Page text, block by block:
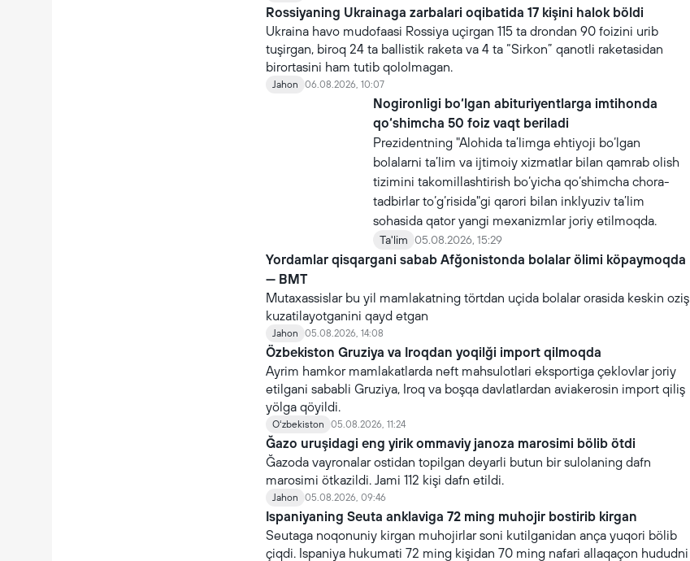
Rossiyaning Ukrainaga zarbalari oqibatida 17 kişini halok böldi
Ukraina havo mudofaasi Rossiya uçirgan 115 ta drondan 90 foizini urib
tuşirgan, biroq 24 ta ballistik raketa va 4 ta “Sirkon” qanotli raketasidan
birortasini ham tutib qololmagan.
Jahon 06.08.2026, 10:07
Nogironligi bo‘lgan abituriyentlarga imtihonda
qo‘shimcha 50 foiz vaqt beriladi
Prezidentning "Alohida ta’limga ehtiyoji bo‘lgan
bolalarni ta’lim va ijtimoiy xizmatlar bilan qamrab olish
tizimini takomillashtirish bo‘yicha qo‘shimcha chora-
tadbirlar to‘g‘risida"gi qarori bilan inklyuziv ta’lim
sohasida qator yangi mexanizmlar joriy etilmoqda.
Ta'lim 05.08.2026, 15:29
Yordamlar qisqargani sabab Afğonistonda bolalar ölimi köpaymoqda
— BMT
Mutaxassislar bu yil mamlakatning törtdan uçida bolalar orasida keskin oziş
kuzatilayotganini qayd etgan
Jahon 05.08.2026, 14:08
Özbekiston Gruziya va Iroqdan yoqilği import qilmoqda
Ayrim hamkor mamlakatlarda neft mahsulotlari eksportiga çeklovlar joriy
etilgani sababli Gruziya, Iroq va boşqa davlatlardan aviakerosin import qiliş
yölga qöyildi.
Oʻzbekiston 05.08.2026, 11:24
Ğazo uruşidagi eng yirik ommaviy janoza marosimi bölib ötdi
Ğazoda vayronalar ostidan topilgan deyarli butun bir sulolaning dafn
marosimi ötkazildi. Jami 112 kişi dafn etildi.
Jahon 05.08.2026, 09:46
Ispaniyaning Seuta anklaviga 72 ming muhojir bostirib kirgan
Seutaga noqonuniy kirgan muhojirlar soni kutilganidan ança yuqori bölib
çiqdi. Ispaniya hukumati 72 ming kişidan 70 ming nafari allaqaçon hududni